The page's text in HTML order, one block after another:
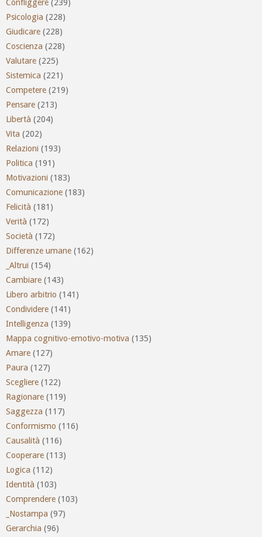
Confliggere (239)
Psicologia (228)
Giudicare (228)
Coscienza (228)
Valutare (225)
Sistemica (221)
Competere (219)
Pensare (213)
Libertà (204)
Vita (202)
Relazioni (193)
Politica (191)
Motivazioni (183)
Comunicazione (183)
Felicità (181)
Verità (172)
Società (172)
Differenze umane (162)
_Altrui (154)
Cambiare (143)
Libero arbitrio (141)
Condividere (141)
Intelligenza (139)
Mappa cognitivo-emotivo-motiva (135)
Amare (127)
Paura (127)
Scegliere (122)
Ragionare (119)
Saggezza (117)
Conformismo (116)
Causalità (116)
Cooperare (113)
Logica (112)
Identità (103)
Comprendere (103)
_Nostampa (97)
Gerarchia (96)